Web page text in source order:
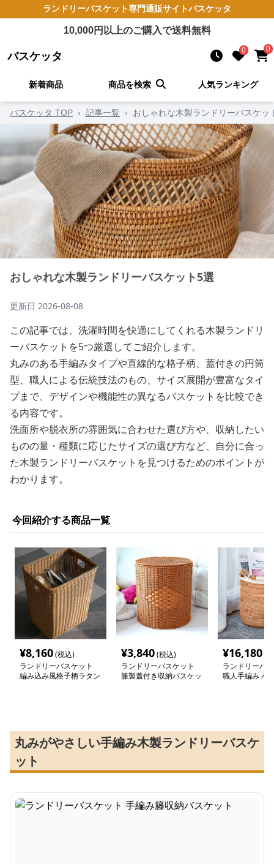
ランドリーバスケット専門通販サイトバスケッタ
10,000円以上のご購入で送料無料
バスケッタ 0 0
新着商品 商品を検索 人気ランキング
バスケッタ TOP › 記事一覧 › おしゃれな木製ランドリーバスケッ
おしゃれな木製ランドリーバスケット5選
更新日 2026-08-08
この記事では、洗濯時間を快適にしてくれる木製ランドリ
ーバスケットを5つ厳選してご紹介します。
丸みのある手編みタイプや直線的な格子柄、蓋付きの円筒
型、職人による伝統技法のもの、サイズ展開が豊富なタイ
プまで、デザインや機能性の異なるバスケットを比較でき
る内容です。
洗面所や脱衣所の雰囲気に合わせた選び方や、収納したい
ものの量・種類に応じたサイズの選び方など、自分に合っ
た木製ランドリーバスケットを見つけるためのポイントが
わかります。
今回紹介する商品一覧
¥8,160(税込)
ランドリーバスケット
編み込み風格子柄ラタン
¥3,840(税込)
ランドリーバスケット
籐製蓋付き収納バスケッ
¥16,180
ランドリーバ
職人手編み バ
丸みがやさしい手編み木製ランドリーバスケ
ット